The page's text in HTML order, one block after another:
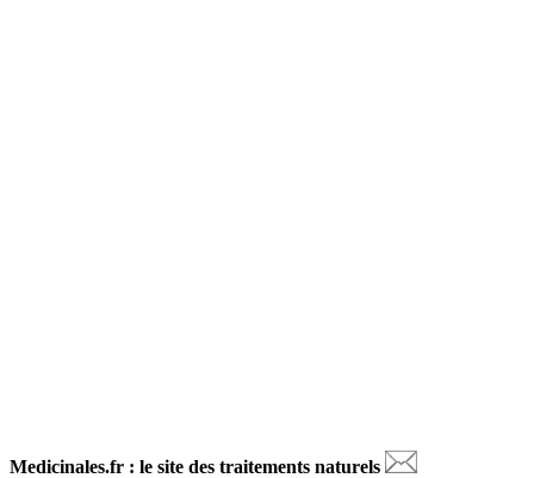
Medicinales.fr : le site des traitements naturels